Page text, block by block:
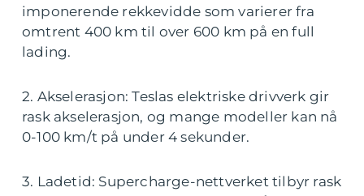
imponerende rekkevidde som varierer fra
omtrent 400 km til over 600 km på en full
lading.
2. Akselerasjon: Teslas elektriske drivverk gir
rask akselerasjon, og mange modeller kan nå
0-100 km/t på under 4 sekunder.
3. Ladetid: Supercharge-nettverket tilbyr rask